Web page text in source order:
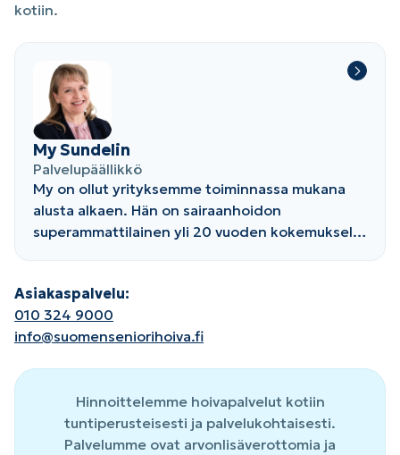
kotiin.
My Sundelin
Palvelupäällikkö
My on ollut yrityksemme toiminnassa mukana
alusta alkaen. Hän on sairaanhoidon
superammattilainen yli 20 vuoden kokemuksella
tilanteet kuin tilanteet, vaativissakin
olosuhteissa.
Asiakaspalvelu:
010 324 9000
info@suomenseniorihoiva.fi
Hinnoittelemme hoivapalvelut kotiin
tuntiperusteisesti ja palvelukohtaisesti.
Palvelumme ovat arvonlisäverottomia ja